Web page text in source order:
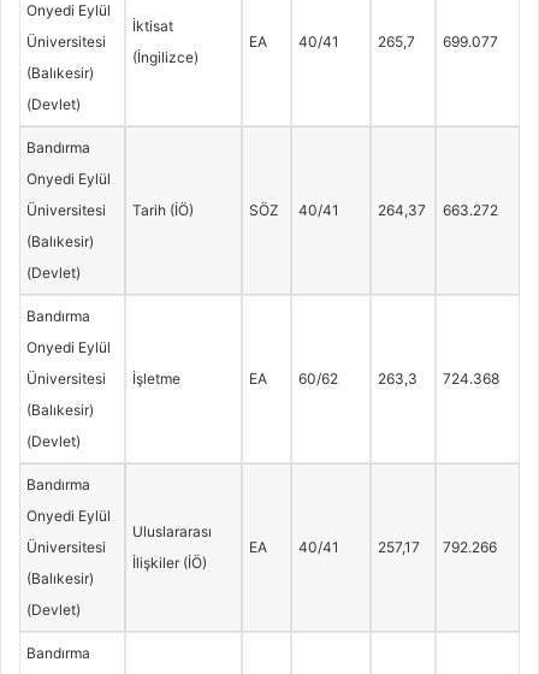
Onyedi Eylül
Üniversitesi
(Balıkesir)
(Devlet)
İktisat
(İngilizce)
EA 40/41 265,7 699.077
Bandırma
Onyedi Eylül
Üniversitesi
(Balıkesir)
(Devlet)
Tarih (İÖ) SÖZ 40/41 264,37 663.272
Bandırma
Onyedi Eylül
Üniversitesi
(Balıkesir)
(Devlet)
İşletme EA 60/62 263,3 724.368
Bandırma
Onyedi Eylül
Üniversitesi
(Balıkesir)
(Devlet)
Uluslararası
İlişkiler (İÖ)
EA 40/41 257,17 792.266
Bandırma